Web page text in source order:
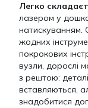
Легко
лазером у
натискуванням.
жодних
покрокових
вузли, дорослі
з рештою: деталі
вставляються,
знадобитися